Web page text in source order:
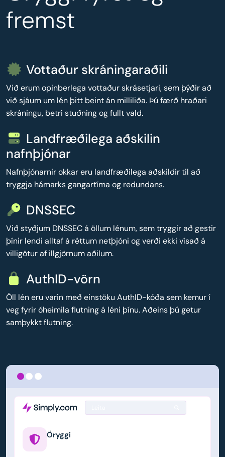
fremst
Vottaður skráningaraðili
Við erum opinberlega vottaður skrásetjari, sem þýðir að
við sjáum um lén þitt beint án milliliða. Þú færð hraðari
skráningu, betri stuðning og fullt vald.
Landfræðilega aðskilin
nafnþjónar
Nafnþjónarnir okkar eru landfræðilega aðskildir til að
tryggja hámarks gangartíma og redundans.
DNSSEC
Við styðjum DNSSEC á öllum lénum, sem tryggir að gestir
þínir lendi alltaf á réttum netþjóni og verði ekki vísað á
villigötur af illgjörnum aðilum.
AuthID-vörn
Öll lén eru varin með einstöku AuthID-kóða sem kemur í
veg fyrir óheimila flutning á léni þínu. Aðeins þú getur
samþykkt flutning.
Öryggi